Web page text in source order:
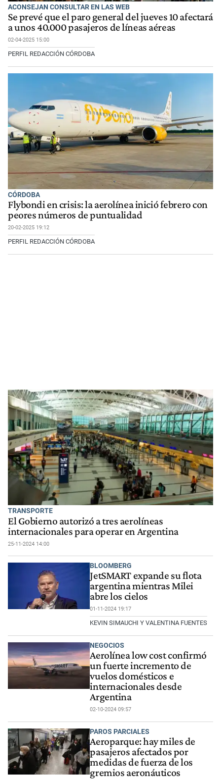
ACONSEJAN CONSULTAR EN LAS WEB
Se prevé que el paro general del jueves 10 afectará
a unos 40.000 pasajeros de líneas aéreas
02-04-2025 15:00
PERFIL REDACCIÓN CÓRDOBA
CÓRDOBA
Flybondi en crisis: la aerolínea inició febrero con
peores números de puntualidad
20-02-2025 19:12
PERFIL REDACCIÓN CÓRDOBA
TRANSPORTE
El Gobierno autorizó a tres aerolíneas
internacionales para operar en Argentina
25-11-2024 14:00
BLOOMBERG
JetSMART expande su flota
argentina mientras Milei
abre los cielos
01-11-2024 19:17
KEVIN SIMAUCHI Y VALENTINA FUENTES
NEGOCIOS
Aerolínea low cost confirmó
un fuerte incremento de
vuelos domésticos e
internacionales desde
Argentina
02-10-2024 09:57
PAROS PARCIALES
Aeroparque: hay miles de
pasajeros afectados por
medidas de fuerza de los
gremios aeronáuticos